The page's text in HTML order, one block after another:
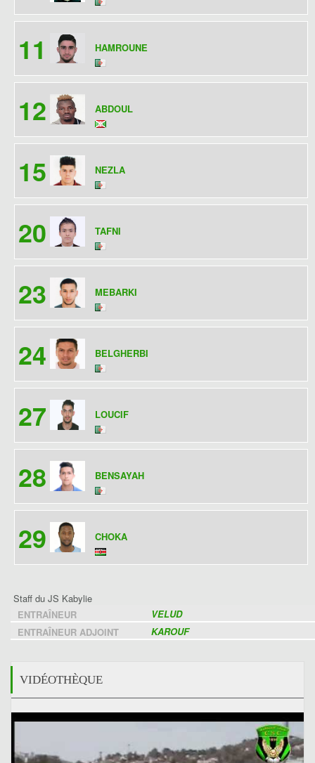
11 HAMROUNE
12 ABDOUL
15 NEZLA
20 TAFNI
23 MEBARKI
24 BELGHERBI
27 LOUCIF
28 BENSAYAH
29 CHOKA
Staff du JS Kabylie
ENTRAÎNEUR
VELUD
ENTRAÎNEUR ADJOINT
KAROUF
VIDÉOTHÈQUE